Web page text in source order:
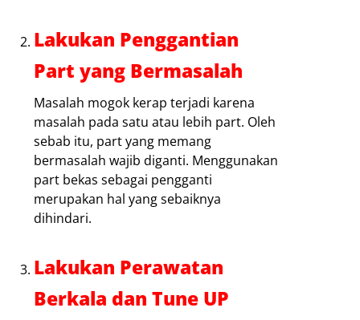
Lakukan Penggantian
Part yang Bermasalah
Masalah mogok kerap terjadi karena
masalah pada satu atau lebih part. Oleh
sebab itu, part yang memang
bermasalah wajib diganti. Menggunakan
part bekas sebagai pengganti
merupakan hal yang sebaiknya
dihindari.
Lakukan Perawatan
Berkala dan Tune UP